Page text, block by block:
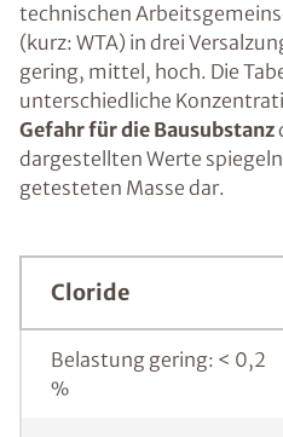
technischen
(kurz: WTA) in drei
gering, mittel, hoch. Die
unterschiedliche
Gefahr für die Bausubstanz
dargestellten Werte
getesteten Masse dar.
Cloride
Belastung gering: < 0,2
%